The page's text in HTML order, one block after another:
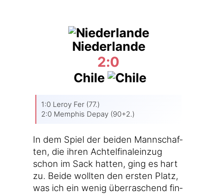
Niederlande
2:0
Chile
1:0 Leroy Fer (77.)
2:0 Mem­phis Depay (90+2.)
In dem Spiel der bei­den Mann­schaf­
ten, die ihren Ach­tel­fi­nal­ein­zug
schon im Sack hat­ten, ging es hart
zu. Bei­de woll­ten den ers­ten Platz,
was ich ein wenig über­ra­schend fin­